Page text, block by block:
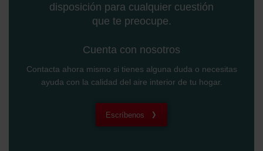
disposición para cualquier cuestión
que te preocupe.
Cuenta con nosotros
Contacta ahora mismo si tienes alguna duda o necesitas
ayuda con la calidad del aire interior de tu hogar.
Escríbenos